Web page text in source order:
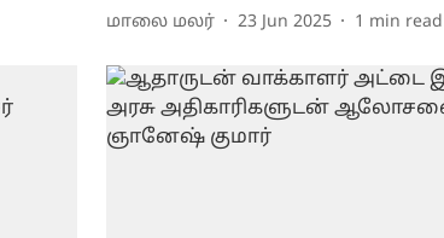
மாலை மலர் 23 Jun 2025 1 min read